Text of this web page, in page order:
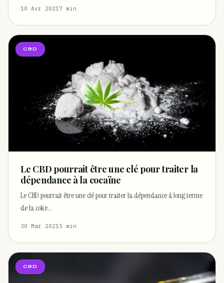
10 Avr 20217 min
CBD
Le CBD pourrait être une clé pour traiter la
dépendance à la cocaïne
Le CBD pourrait être une clé pour traiter la dépendance à long terme
de la coke…
30 Mar 20215 min
CBD